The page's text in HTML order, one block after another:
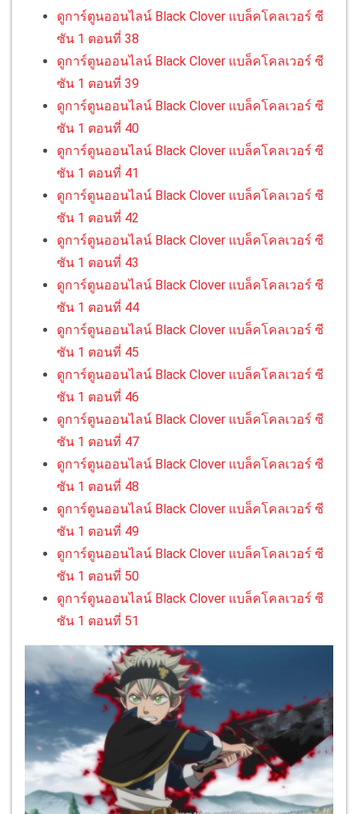
ดูการ์ตูนออนไลน์ Black Clover แบล็คโคลเวอร์ ซี
ซัน 1 ตอนที่ 38
ดูการ์ตูนออนไลน์ Black Clover แบล็คโคลเวอร์ ซี
ซัน 1 ตอนที่ 39
ดูการ์ตูนออนไลน์ Black Clover แบล็คโคลเวอร์ ซี
ซัน 1 ตอนที่ 40
ดูการ์ตูนออนไลน์ Black Clover แบล็คโคลเวอร์ ซี
ซัน 1 ตอนที่ 41
ดูการ์ตูนออนไลน์ Black Clover แบล็คโคลเวอร์ ซี
ซัน 1 ตอนที่ 42
ดูการ์ตูนออนไลน์ Black Clover แบล็คโคลเวอร์ ซี
ซัน 1 ตอนที่ 43
ดูการ์ตูนออนไลน์ Black Clover แบล็คโคลเวอร์ ซี
ซัน 1 ตอนที่ 44
ดูการ์ตูนออนไลน์ Black Clover แบล็คโคลเวอร์ ซี
ซัน 1 ตอนที่ 45
ดูการ์ตูนออนไลน์ Black Clover แบล็คโคลเวอร์ ซี
ซัน 1 ตอนที่ 46
ดูการ์ตูนออนไลน์ Black Clover แบล็คโคลเวอร์ ซี
ซัน 1 ตอนที่ 47
ดูการ์ตูนออนไลน์ Black Clover แบล็คโคลเวอร์ ซี
ซัน 1 ตอนที่ 48
ดูการ์ตูนออนไลน์ Black Clover แบล็คโคลเวอร์ ซี
ซัน 1 ตอนที่ 49
ดูการ์ตูนออนไลน์ Black Clover แบล็คโคลเวอร์ ซี
ซัน 1 ตอนที่ 50
ดูการ์ตูนออนไลน์ Black Clover แบล็คโคลเวอร์ ซี
ซัน 1 ตอนที่ 51